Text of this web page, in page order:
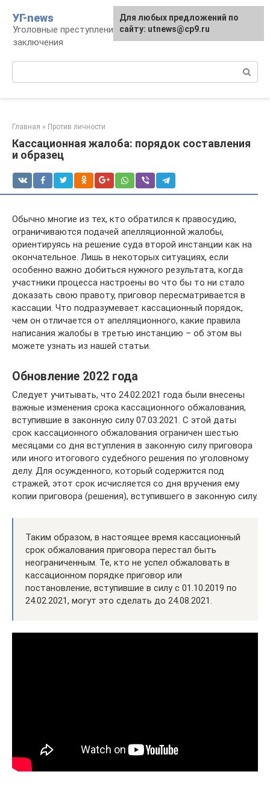
контенту
УГ-news
Уголовные преступления, наказания, места
заключения
Главная » Против личности
Кассационная жалоба: порядок составления
и образец
Обычно многие из тех, кто обратился к правосудию,
ограничиваются подачей апелляционной жалобы,
ориентируясь на решение суда второй инстанции как на
окончательное. Лишь в некоторых ситуациях, если
особенно важно добиться нужного результата, когда
участники процесса настроены во что бы то ни стало
доказать свою правоту, приговор пересматривается в
кассации. Что подразумевает кассационный порядок,
чем он отличается от апелляционного, какие правила
написания жалобы в третью инстанцию – об этом вы
можете узнать из нашей статьи.
Обновление 2022 года
Следует учитывать, что 24.02.2021 года были внесены
важные изменения срока кассационного обжалования,
вступившие в законную силу 07.03.2021. С этой даты
срок кассационного обжалования ограничен шестью
месяцами со дня вступления в законную силу приговора
или иного итогового судебного решения по уголовному
делу. Для осужденного, который содержится под
стражей, этот срок исчисляется со дня вручения ему
копии приговора (решения), вступившего в законную силу.
Таким образом, в настоящее время кассационный
срок обжалования приговора перестал быть
неограниченным. Те, кто не успел обжаловать в
кассационном порядке приговор или
постановление, вступившие в силу с 01.10.2019 по
24.02.2021, могут это сделать до 24.08.2021.
Для любых предложений по
сайту: utnews@cp9.ru